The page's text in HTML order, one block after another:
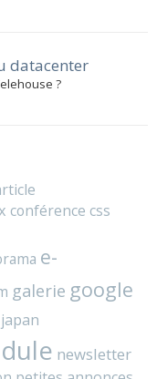
datacenter
?
conférence css
e-
galerie google
japan
newsletter